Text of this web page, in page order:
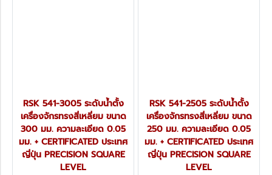
RSK 541-3005 ระดับน้ำตั้ง
เครื่องจักรทรงสี่เหลี่ยม ขนาด
300 มม. ความละเอียด 0.05
มม. + CERTIFICATED ประเทศ
ญี่ปุ่น PRECISION SQUARE
LEVEL
RSK 541-2505 ระดับน้ำตั้ง
เครื่องจักรทรงสี่เหลี่ยม ขนาด
250 มม. ความละเอียด 0.05
มม. + CERTIFICATED ประเทศ
ญี่ปุ่น PRECISION SQUARE
LEVEL